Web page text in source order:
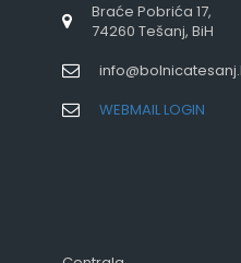
Braće Pobrića 17,
74260 Tešanj, BiH
WEBMAIL LOGIN